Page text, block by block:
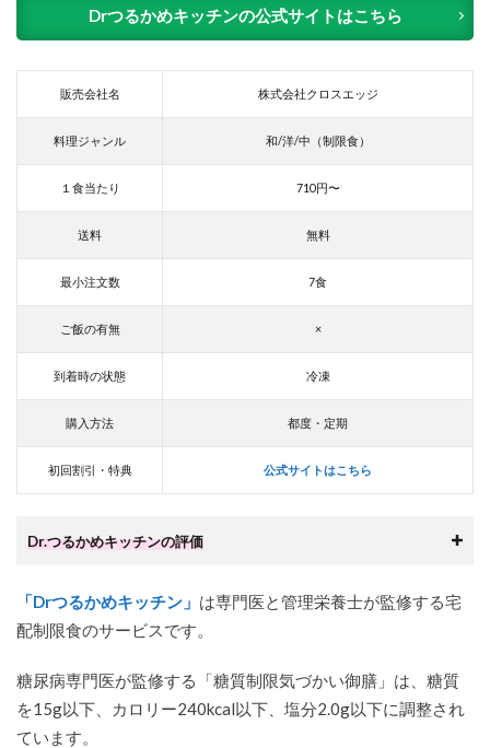
Drつるかめキッチンの公式サイトはこちら
販売会社名 株式会社クロスエッジ
料理ジャンル 和/洋/中（制限食）
１食当たり 710円〜
送料 無料
最小注文数 7食
ご飯の有無 ×
到着時の状態 冷凍
購入方法 都度・定期
初回割引・特典 公式サイトはこちら
Dr.つるかめキッチンの評価
「Drつるかめキッチン」 は専門医と管理栄養士が監修する宅
配制限食のサービスです。
糖尿病専門医が監修する「糖質制限気づかい御膳」は、糖質
を15g以下、カロリー240kcal以下、塩分2.0g以下に調整され
ています。